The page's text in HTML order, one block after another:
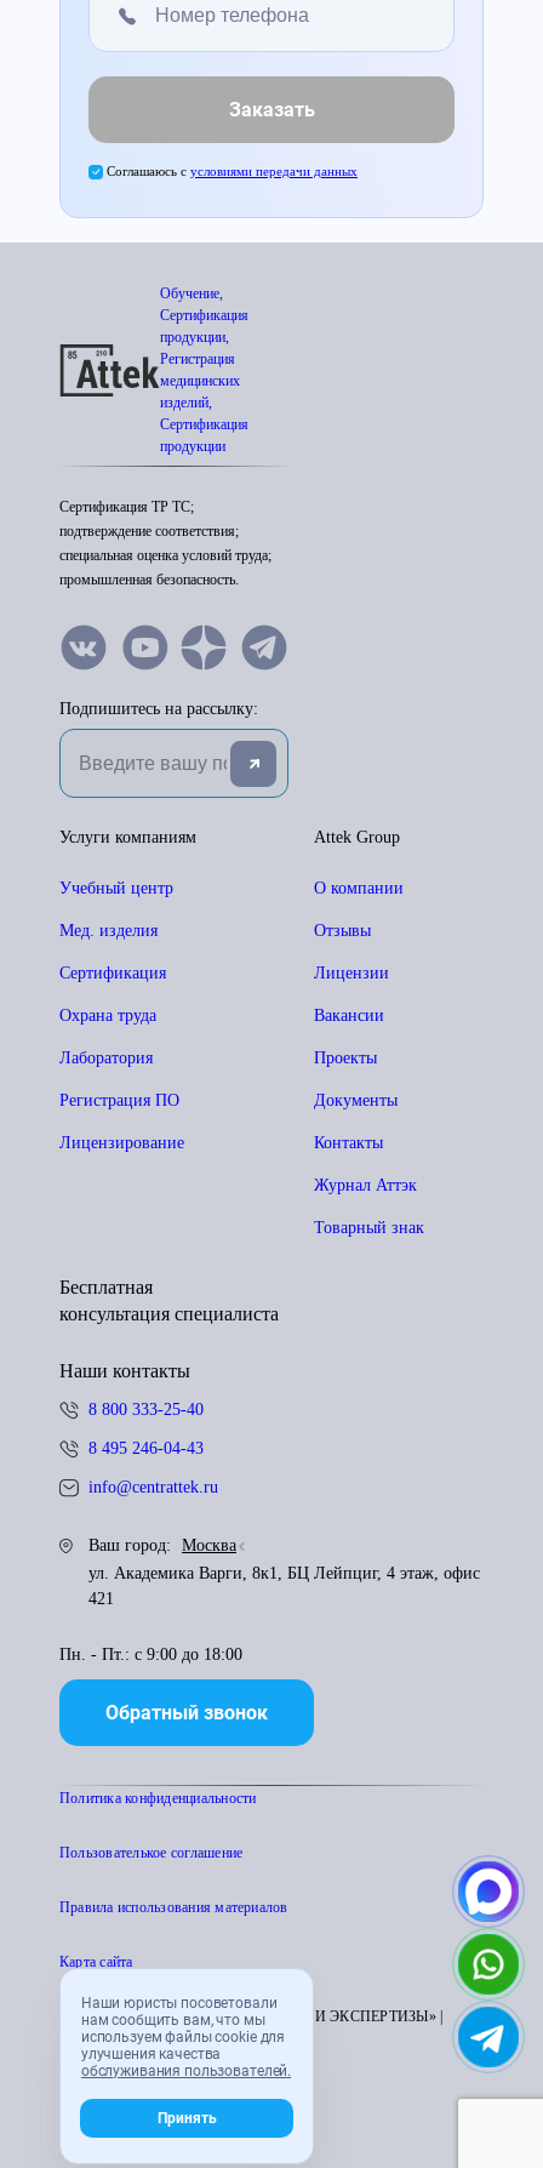
Наши юристы посоветовали
нам сообщить вам, что мы
используем файлы cookie для
улучшения качества
обслуживания пользователей.
Принять
Заказать
Соглашаюсь с условиями передачи данных
Обучение,
Сертификация
продукции,
Регистрация
медицинских
изделий,
Сертификация
продукции
Сертификация ТР ТС;
подтверждение соответствия;
специальная оценка условий труда;
промышленная безопасность.
Подпишитесь на рассылку:
Attek Group
О компании
Отзывы
Лицензии
Вакансии
Проекты
Документы
Контакты
Журнал Аттэк
Товарный знак
Услуги компаниям
Учебный центр
Мед. изделия
Сертификация
Охрана труда
Лаборатория
Регистрация ПО
Лицензирование
Бесплатная
консультация специалиста
Наши контакты
8 800 333-25-40
8 495 246-04-43
info@centrattek.ru
Ваш город:
Москва
ул. Академика Варги, 8к1, БЦ Лейпциг, 4 этаж, офис
421
Пн. - Пт.: с 9:00 до 18:00
Обратный звонок
Политика конфиденциальности
Пользователькое соглашение
Правила использования материалов
Карта сайта
© 1995 - 2026 «ЦЕНТР АТТЕСТАЦИИ И ЭКСПЕРТИЗЫ» |
CENTRATTEK.RU